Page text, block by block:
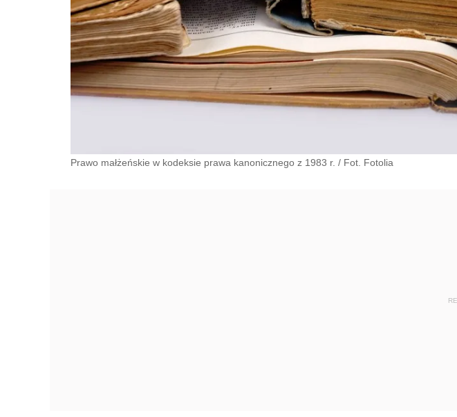
Prawo małżeńskie w kodeksie prawa kanonicznego z 1983 r. / Fot. Fotolia